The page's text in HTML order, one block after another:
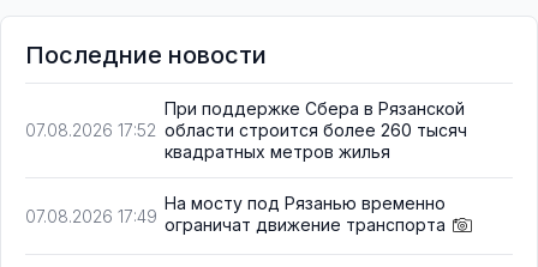
Последние новости
07.08.2026 17:52
При поддержке Сбера в Рязанской
области строится более 260 тысяч
квадратных метров жилья
07.08.2026 17:49
На мосту под Рязанью временно
ограничат движение транспорта